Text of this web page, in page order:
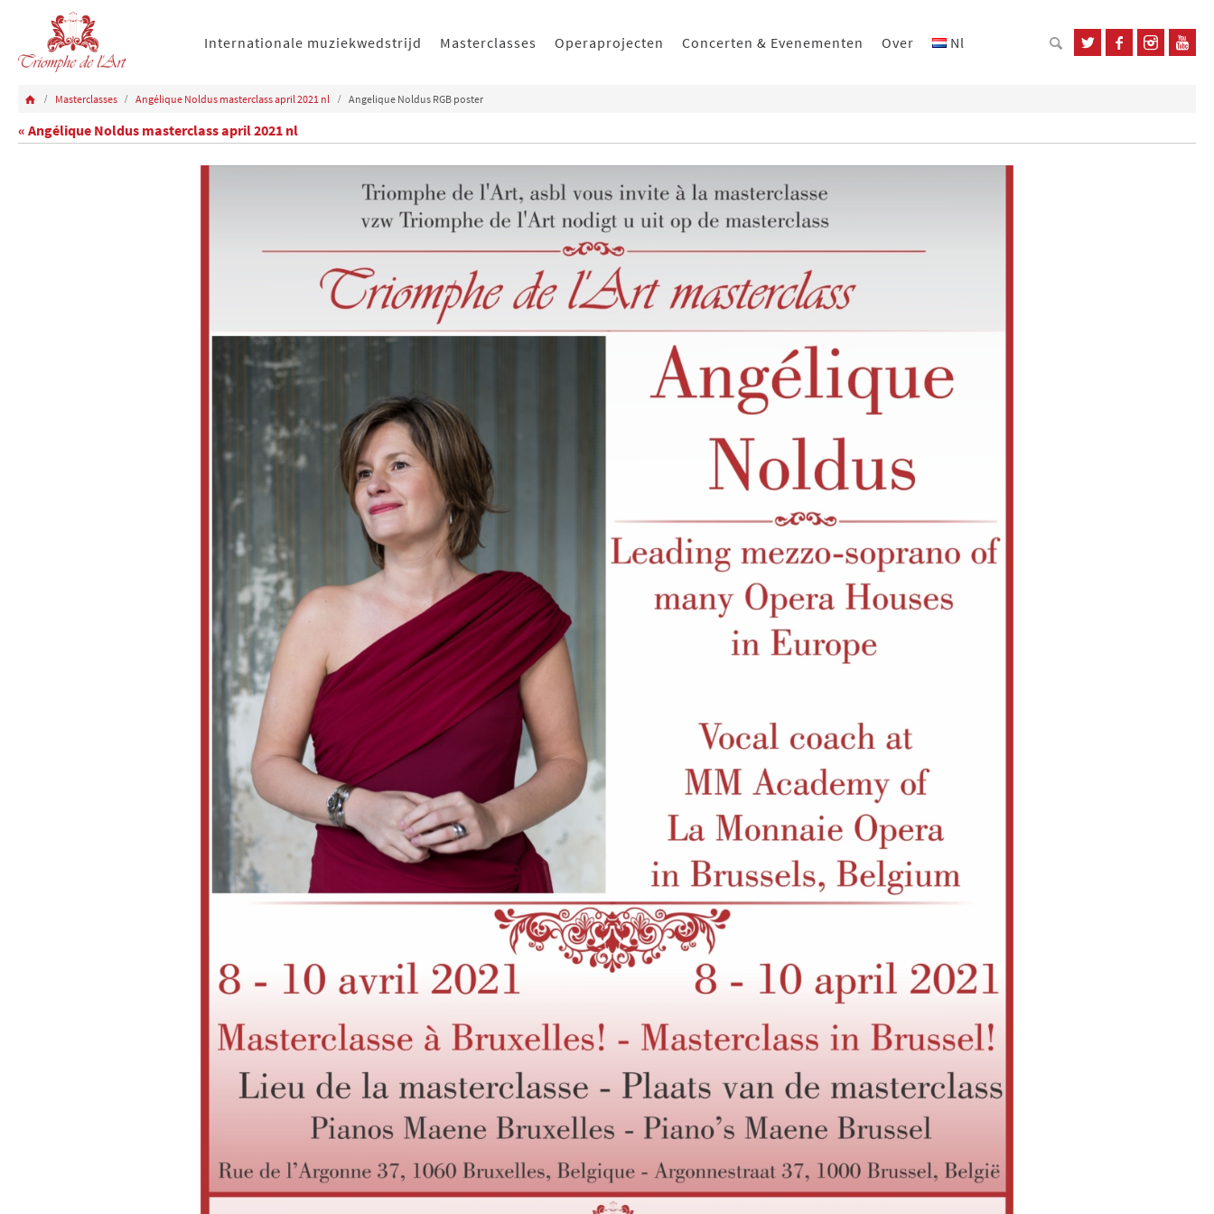
Internationale muziekwedstrijd Masterclasses Operaprojecten Concerten & Evenementen Over Nl
Masterclasses Angélique Noldus masterclass april 2021 nl Angelique Noldus RGB poster
« Angélique Noldus masterclass april 2021 nl